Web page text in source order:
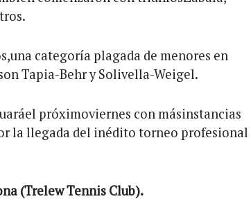
categoría plagada de menores en
Tapia-Behr y Solivella-Weigel.
próximoviernes con másinstancias
la llegada del inédito torneo profesional
(Trelew Tennis Club).